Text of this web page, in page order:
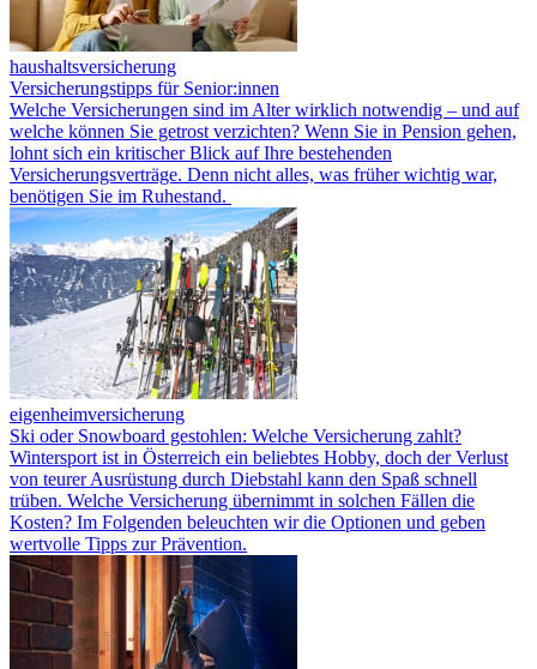
haushaltsversicherung
Versicherungstipps für Senior:innen
Welche Versicherungen sind im Alter wirklich notwendig – und auf
welche können Sie getrost verzichten? Wenn Sie in Pension gehen,
lohnt sich ein kritischer Blick auf Ihre bestehenden
Versicherungsverträge. Denn nicht alles, was früher wichtig war,
benötigen Sie im Ruhestand.
eigenheimversicherung
Ski oder Snowboard gestohlen: Welche Versicherung zahlt?
Wintersport ist in Österreich ein beliebtes Hobby, doch der Verlust
von teurer Ausrüstung durch Diebstahl kann den Spaß schnell
trüben. Welche Versicherung übernimmt in solchen Fällen die
Kosten? Im Folgenden beleuchten wir die Optionen und geben
wertvolle Tipps zur Prävention.